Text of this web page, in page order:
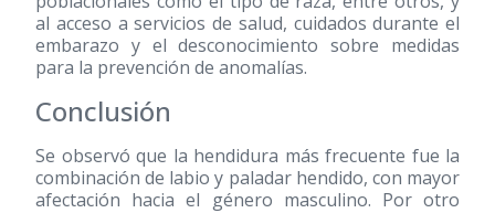
al acceso a servicios de salud, cuidados durante el
embarazo y el desconocimiento sobre medidas
para la prevención de anomalías.
Conclusión
Se observó que la hendidura más frecuente fue la
combinación de labio y paladar hendido, con mayor
afectación hacia el género masculino. Por otro